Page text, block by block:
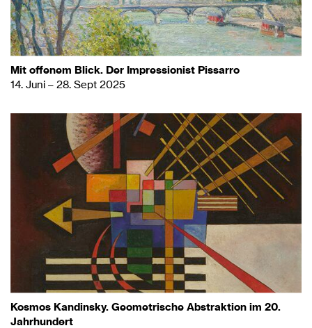
Mit offenem Blick. Der Impressionist Pissarro
14. Juni – 28. Sept 2025
Kosmos Kandinsky. Geometrische Abstraktion im 20.
Jahrhundert